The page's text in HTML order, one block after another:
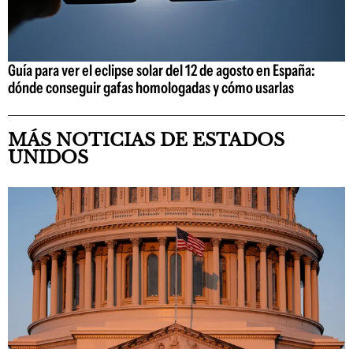
Guía para ver el eclipse solar del 12 de agosto en España:
dónde conseguir gafas homologadas y cómo usarlas
MÁS NOTICIAS DE ESTADOS
UNIDOS